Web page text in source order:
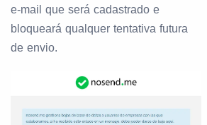
e-mail que será cadastrado e
bloqueará qualquer tentativa futura
de envio.